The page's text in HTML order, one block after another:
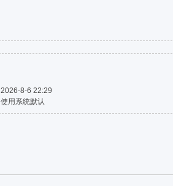
2026-8-6 22:29
使用系统默认